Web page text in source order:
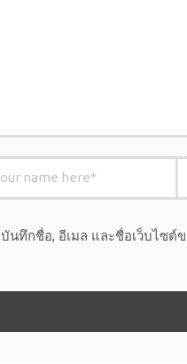
บันทึกชื่อ, อีเมล และชื่อเว็บไซต์